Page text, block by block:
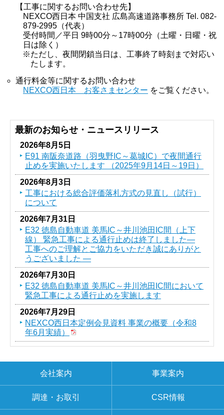
【工事に関するお問い合わせ先】
NEXCO西日本 中国支社 広島高速道路事務所 Tel. 082-
879-2995（代表）
受付時間／平日 9時00分～17時00分（土曜・日曜・祝
日は除く）
※ただし、夜間閉鎖当日は、工事終了時刻まで対応い
たします。
通行料金等に関するお問い合わせ
NEXCO西日本 お客さまセンター をご覧ください。
最新のお知らせ・ニュースリリース
2026年8月5日
E91 南阪奈道路（羽曳野IC～葛󠄀城IC）で夜間通行
止めを実施いたします （2025年9月14日～19日）
2026年8月3日
工事における総合評価落札方式の見直し（試行）
について
2026年7月31日
E32 徳島自動車道 美馬IC～井川池田IC間（上下
線） 緊急工事による通行止めは終了しました―
工事へのご理解とご協力をいただき誠にありがと
うございました ―
2026年7月30日
E32 徳島自動車道 美馬IC～井川池田IC間において
緊急工事による通行止めを実施します
2026年7月29日
NEXCO西日本定例会見資料 事業の概要（令和8
年6月実績）
会社案内 事業案内
調達・お取引 CSR情報